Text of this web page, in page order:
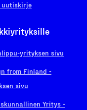
uutiskirje
yrityksen sivu
from Finland -
sivu
Yritys -